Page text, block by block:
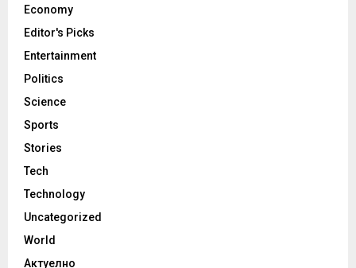
Economy
Editor's Picks
Entertainment
Politics
Science
Sports
Stories
Tech
Technology
Uncategorized
World
Актуелно